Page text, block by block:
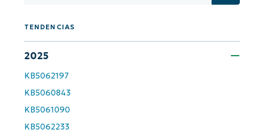
TENDENCIAS
2025
KB5062197
KB5060843
KB5061090
KB5062233
País
Consentimiento
Al enviar este formulario, acepto que me contacten por correo
electrónico o teléfono para recibir información sobre